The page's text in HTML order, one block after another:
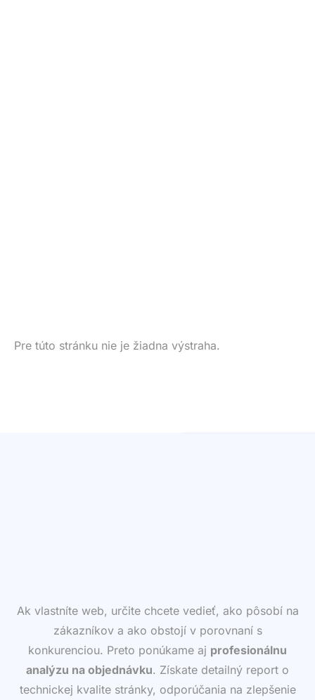
Pre túto stránku nie je žiadna výstraha.
Ak vlastníte web, určite chcete vedieť, ako pôsobí na
zákazníkov a ako obstojí v porovnaní s
konkurenciou. Preto ponúkame aj profesionálnu
analýzu na objednávku. Získate detailný report o
technickej kvalite stránky, odporúčania na zlepšenie